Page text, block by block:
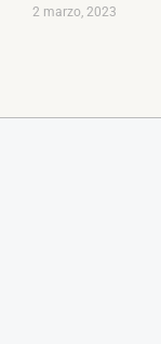
2 marzo, 2023